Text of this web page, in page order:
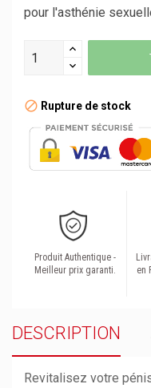
pour l'asthénie
Rupture de stock
Produit Authentique -
Meilleur prix garanti.
en
DESCRIPTION
Revitalisez votre